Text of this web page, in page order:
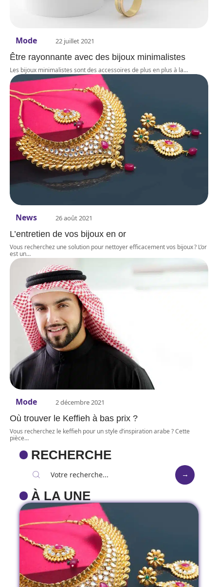
Mode 22 juillet 2021
Être rayonnante avec des bijoux minimalistes
Les bijoux minimalistes sont des accessoires de plus en plus à la…
News 26 août 2021
L’entretien de vos bijoux en or
Vous recherchez une solution pour nettoyer efficacement vos bijoux ? L’or
est un…
Mode 2 décembre 2021
Où trouver le Keffieh à bas prix ?
Vous recherchez le keffieh pour un style d’inspiration arabe ? Cette
pièce…
RECHERCHE
À LA UNE